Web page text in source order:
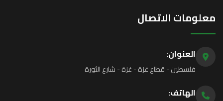
معلومات الاتصال
العنوان:
فلسطين - قطاع غزة - غزة - شارع الثورة
الهاتف: